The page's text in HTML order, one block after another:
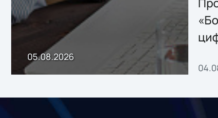
хранения данных
05.08.2026